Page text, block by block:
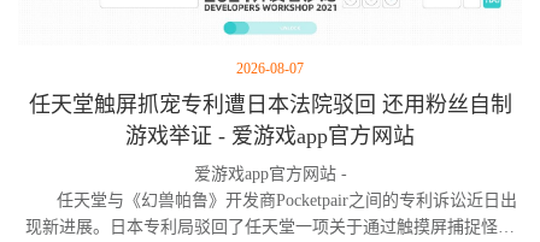
2026-08-07
任天堂触屏抓宠专利遭日本法院驳回 还用粉丝自制
游戏举证 - 爱游戏app官方网站
爱游戏app官方网站 -
任天堂与《幻兽帕鲁》开发商Pocketpair之间的专利诉讼近日出
现新进展。日本专利局驳回了任天堂一项关于通过触摸屏捕捉怪物